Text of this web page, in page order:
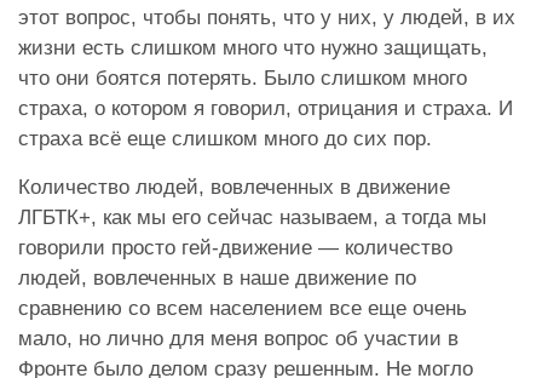
этот вопрос, чтобы понять, что у них, у людей, в их
жизни есть слишком много что нужно защищать,
что они боятся потерять. Было слишком много
страха, о котором я говорил, отрицания и страха. И
страха всё еще слишком много до сих пор.
Количество людей, вовлеченных в движение
ЛГБТК+, как мы его сейчас называем, а тогда мы
говорили просто гей-движение — количество
людей, вовлеченных в наше движение по
сравнению со всем населением все еще очень
мало, но лично для меня вопрос об участии в
Фронте было делом сразу решенным. Не могло